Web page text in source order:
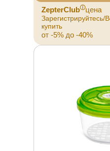
ZepterClubⓘцена
Зарегистрируйтесь/
купить
от -5% до -40%